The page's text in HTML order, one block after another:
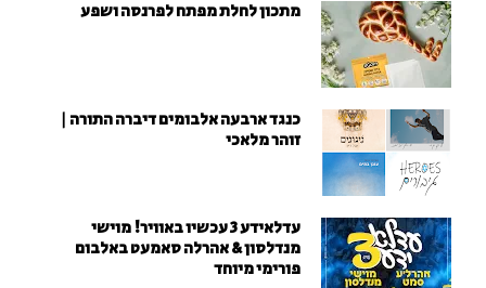
מתכון לחלת מפתח לפרנסה ושפע
כנגד ארבעה אלבומים דיברה התורה |
זוהר מלאכי
עדלאידע 3 עכשיו באוויר! מוישי
מנדלסון & אהרלה סאמעט באלבום
פורימי מיוחד